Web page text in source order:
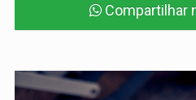
Compartilhar